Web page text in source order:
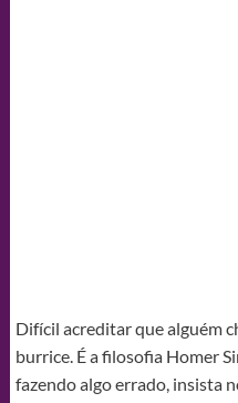
Difícil acreditar que alguém
burrice. É a filosofia Homer
fazendo algo errado, insista